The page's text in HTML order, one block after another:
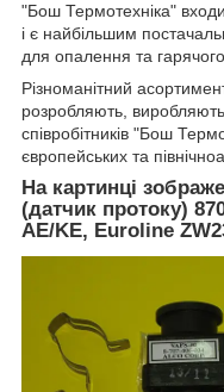
"Бош Термотехніка"
і є найбільшим
для опалення та
Різноманітний
розробляють,
співробітників "Бош
європейських та
На картинці
(датчик протоку)
AE/KE, Euroline